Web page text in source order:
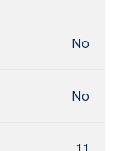
No
No